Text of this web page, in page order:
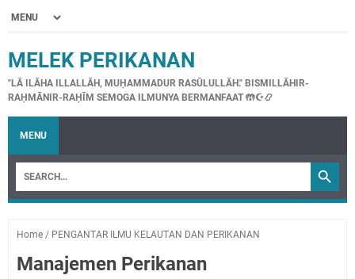
MELEK PERIKANAN
"LĀ ILĀHA ILLALLĀH, MUḤAMMADUR RASŪLULLĀH." BISMILLĀHIR-
RAḤMĀNIR-RAḤĪM SEMOGA ILMUNYA BERMANFAAT 🤲☪📿
MENU
Home / PENGANTAR ILMU KELAUTAN DAN PERIKANAN
Manajemen Perikanan